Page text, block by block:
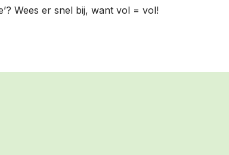
Wees er snel bij, want vol = vol!